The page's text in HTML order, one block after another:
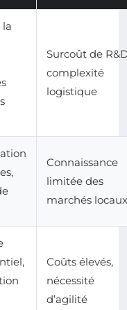
Surcoût de
complexité
logistique
Connaissance
limitée des
marchés locaux
Coûts élevés,
nécessité
d’agilité